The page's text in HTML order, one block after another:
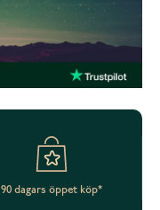
90 dagars öppet köp*